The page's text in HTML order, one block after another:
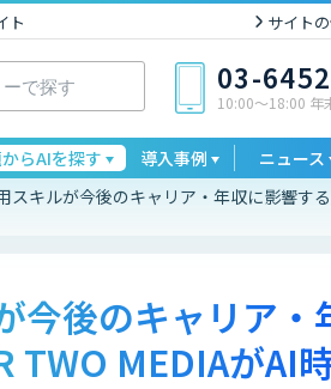
ト サイト
03-
10:00〜18:00 年
らAIを探す 導入事例 ニュース
スキルが今後のキャリア・年収に影響す
今後のキャリア・
TWO MEDIAがAI